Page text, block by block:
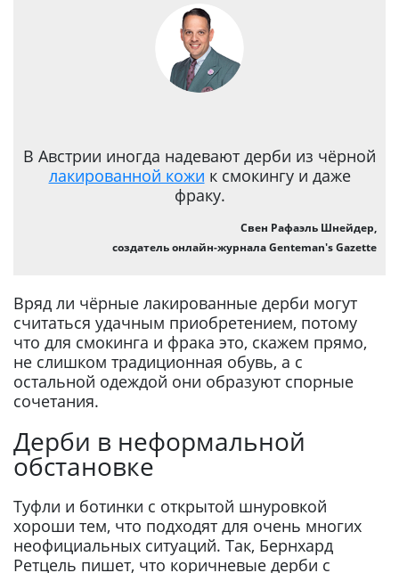
В Австрии иногда надевают дерби из чёрной
лакированной кожи к смокингу и даже
фраку.
Свен Рафаэль Шнейдер,
создатель онлайн-журнала Genteman's Gazette
Вряд ли чёрные лакированные дерби могут
считаться удачным приобретением, потому
что для смокинга и фрака это, скажем прямо,
не слишком традиционная обувь, а с
остальной одеждой они образуют спорные
сочетания.
Дерби в неформальной
обстановке
Туфли и ботинки с открытой шнуровкой
хороши тем, что подходят для очень многих
неофициальных ситуаций. Так, Бернхард
Ретцель пишет, что коричневые дерби с